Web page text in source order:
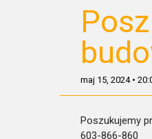
maj 15, 2024•
Poszukujemy
603-866-860